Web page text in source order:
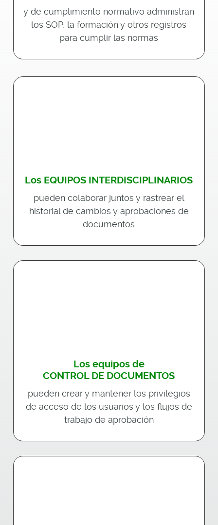
y de cumplimiento normativo administran
los SOP, la formación y otros registros
para cumplir las normas
Los EQUIPOS INTERDISCIPLINARIOS
pueden colaborar juntos y rastrear el
historial de cambios y aprobaciones de
documentos
Los equipos de
CONTROL DE DOCUMENTOS
pueden crear y mantener los privilegios
de acceso de los usuarios y los flujos de
trabajo de aprobación